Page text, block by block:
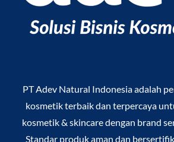
PT Adev Natural Indonesiaadalah
kosmetik terbaik dan terpercaya
kosmetik & skincare dengan brand
Standar produk aman dan